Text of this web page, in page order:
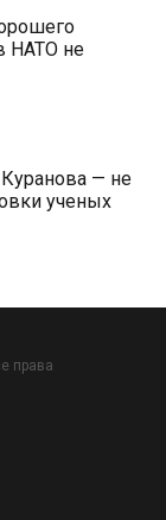
НАТО не
— не
ученых
права